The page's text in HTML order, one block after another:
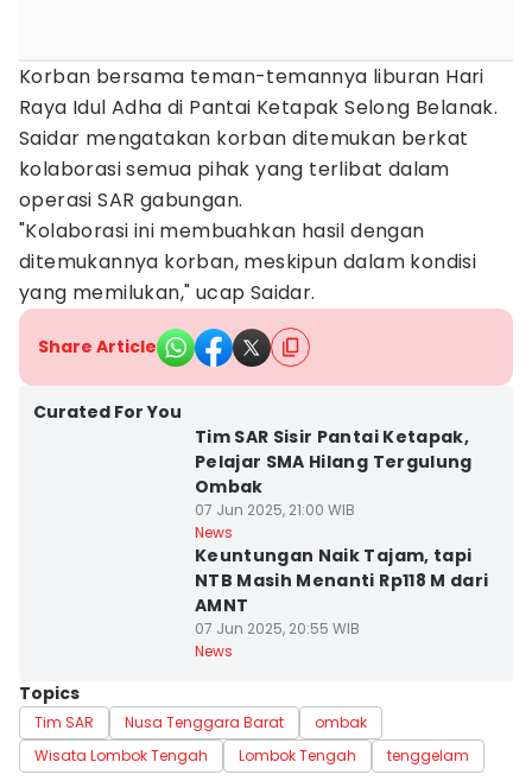
Korban bersama teman-temannya liburan Hari
Raya Idul Adha di Pantai Ketapak Selong Belanak.
Saidar mengatakan korban ditemukan berkat
kolaborasi semua pihak yang terlibat dalam
operasi SAR gabungan.
"Kolaborasi ini membuahkan hasil dengan
ditemukannya korban, meskipun dalam kondisi
yang memilukan," ucap Saidar.
Share Article
Curated For You
Tim SAR Sisir Pantai Ketapak,
Pelajar SMA Hilang Tergulung
Ombak
07 Jun 2025, 21:00 WIB
News
Keuntungan Naik Tajam, tapi
NTB Masih Menanti Rp118 M dari
AMNT
07 Jun 2025, 20:55 WIB
News
Topics
Tim SAR Nusa Tenggara Barat
ombak
Wisata Lombok Tengah
Lombok Tengah tenggelam